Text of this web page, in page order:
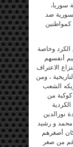
سوريا،
ضد
كمواطنين
الكرد وخاصة
أنفسهم
الاعتراف
، ومن
الشعب
من
نورالدين
و رشيد
أصغرهم
من صغر